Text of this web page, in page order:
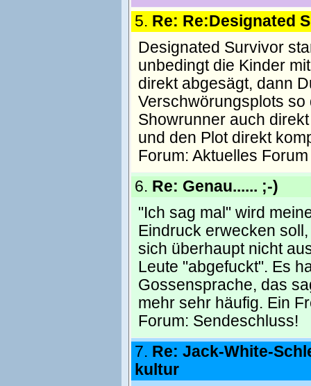
5. Re: Re:Designated
Designated Survivor
unbedingt die Kinder
direkt abgesägt, dann
Verschwörungsplots
Showrunner auch
und den Plot direkt
Forum: Aktuelles Forum
6. Re: Genau...... ;-)
"Ich sag mal" wird
Eindruck erwecken
sich überhaupt nicht
Leute "abgefuckt". Es
Gossensprache, das
mehr sehr häufig. Ein
Forum: Sendeschluss!
7. Re: Jack-White-
kultur